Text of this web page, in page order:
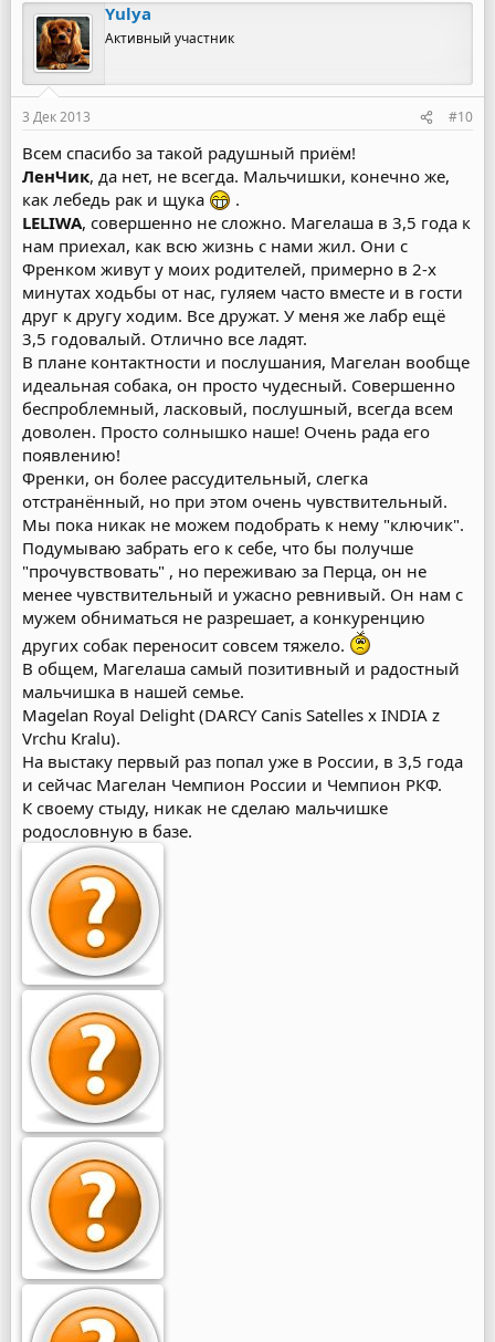
Yulya
Активный участник
3 Дек 2013 #10
Всем спасибо за такой радушный приём!
ЛенЧик, да нет, не всегда. Мальчишки, конечно же,
как лебедь рак и щука
.
LELIWA, совершенно не сложно. Магелаша в 3,5 года к
нам приехал, как всю жизнь с нами жил. Они с
Френком живут у моих родителей, примерно в 2-х
минутах ходьбы от нас, гуляем часто вместе и в гости
друг к другу ходим. Все дружат. У меня же лабр ещё
3,5 годовалый. Отлично все ладят.
В плане контактности и послушания, Магелан вообще
идеальная собака, он просто чудесный. Совершенно
беспроблемный, ласковый, послушный, всегда всем
доволен. Просто солнышко наше! Очень рада его
появлению!
Френки, он более рассудительный, слегка
отстранённый, но при этом очень чувствительный.
Мы пока никак не можем подобрать к нему "ключик".
Подумываю забрать его к себе, что бы получше
"прочувствовать" , но переживаю за Перца, он не
менее чувствительный и ужасно ревнивый. Он нам с
мужем обниматься не разрешает, а конкуренцию
других собак переносит совсем тяжело.
В общем, Магелаша самый позитивный и радостный
мальчишка в нашей семье.
Magelan Royal Delight (DARCY Canis Satelles х INDIA z
Vrchu Kralu).
На выстаку первый раз попал уже в России, в 3,5 года
и сейчас Магелан Чемпион России и Чемпион РКФ.
К своему стыду, никак не сделаю мальчишке
родословную в базе.